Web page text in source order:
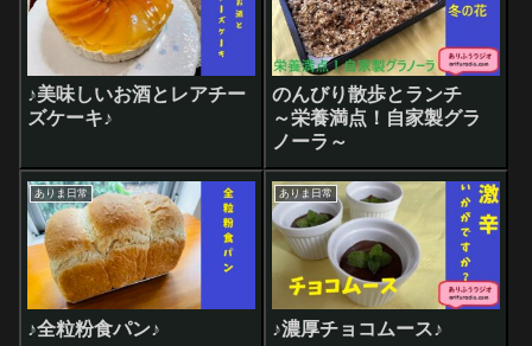
♪美味しいお酒とレアチー
ズケーキ♪
のんびり散歩とランチ
～栄養満点！自家製グラ
ノーラ～
ありま日常
♪全粒粉食パン♪
ありま日常
♪濃厚チョコムース♪